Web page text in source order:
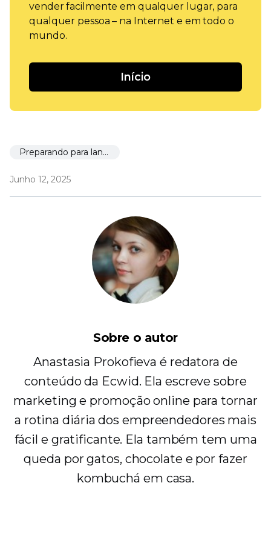
vender facilmente em qualquer lugar, para
qualquer pessoa – na Internet e em todo o
mundo.
Início
Preparando para lançar
Junho 12, 2025
Sobre o autor
Anastasia Prokofieva é redatora de
conteúdo da Ecwid. Ela escreve sobre
marketing e promoção online para tornar
a rotina diária dos empreendedores mais
fácil e gratificante. Ela também tem uma
queda por gatos, chocolate e por fazer
kombuchá em casa.